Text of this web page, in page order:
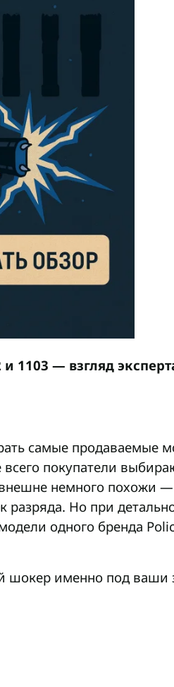
1103 — взгляд
самые продаваемые
покупатели
немного похожи
Но при
одного бренда
шокер именно под ваши